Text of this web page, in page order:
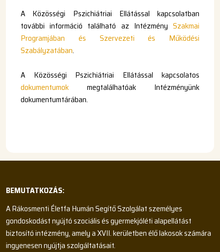
A Közösségi Pszichiátriai Ellátással kapcsolatban
további információ található az Intézmény Szakmai
Programjában és Szervezeti és Működési
Szabályzatában.
A Közösségi Pszichiátriai Ellátással kapcsolatos
dokumentumok megtalálhatóak Intézményünk
dokumentumtárában.
BEMUTATKOZÁS:
A Rákosmenti Életfa Humán Segítő Szolgálat személyes
gondoskodást nyújtó szociális és gyermekjóléti alapellátást
biztosító intézmény, amely a XVII. kerületben élő lakosok számára
ingyenesen nyújtja szolgáltatásait.